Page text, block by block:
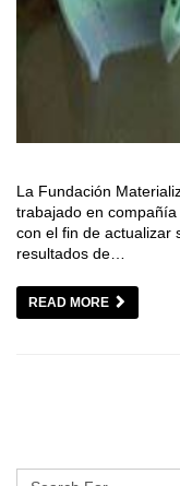
La Fundación
trabajado en
con el fin de actualizar
resultados de…
READ MORE